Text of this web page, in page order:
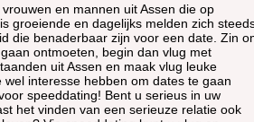
en mannen uit Assen die op
groeiende en dagelijks melden zich
die benaderbaar zijn voor een date. Zin
ontmoeten, begin dan vlug met
uit Assen en maak vlug leuke
interesse hebben om dates te gaan
speeddating! Bent u serieus in uw
het vinden van een serieuze relatie ook